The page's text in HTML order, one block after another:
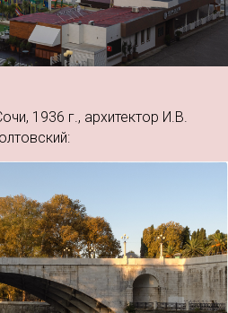
1936 г., архитектор И.В.